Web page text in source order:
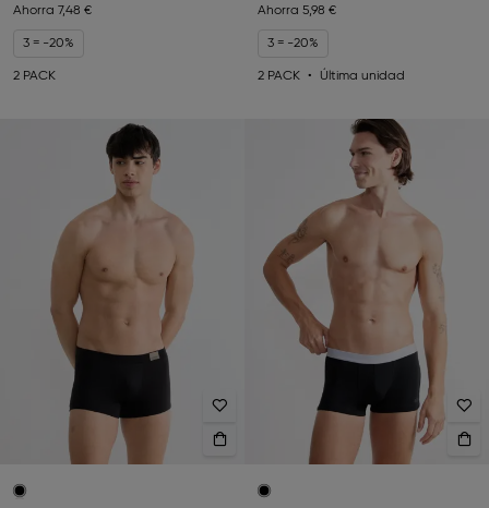
Ahorra 7,48 €
3 = -20%
2 PACK
Ahorra 5,98 €
3 = -20%
2 PACK Última unidad